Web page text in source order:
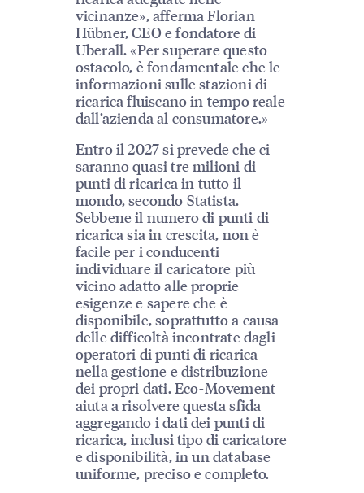
vicinanze», afferma Florian
Hübner, CEO e fondatore di
Uberall. «Per superare questo
ostacolo, è fondamentale che le
informazioni sulle stazioni di
ricarica fluiscano in tempo reale
dall’azienda al consumatore.»
Entro il 2027 si prevede che ci
saranno quasi tre milioni di
punti di ricarica in tutto il
mondo, secondo Statista.
Sebbene il numero di punti di
ricarica sia in crescita, non è
facile per i conducenti
individuare il caricatore più
vicino adatto alle proprie
esigenze e sapere che è
disponibile, soprattutto a causa
delle difficoltà incontrate dagli
operatori di punti di ricarica
nella gestione e distribuzione
dei propri dati. Eco-Movement
aiuta a risolvere questa sfida
aggregando i dati dei punti di
ricarica, inclusi tipo di caricatore
e disponibilità, in un database
uniforme, preciso e completo.